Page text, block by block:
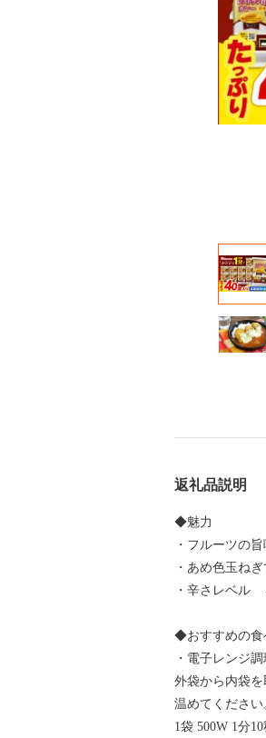
返礼品説明
◆魅力
・フルーツの
・あめ色玉ね
・辛さレベル
◆おすすめの食
・電子レンジ
外袋から内袋
温めてくださ
1袋 500W 1分